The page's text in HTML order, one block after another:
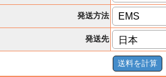
発送方法
発送先